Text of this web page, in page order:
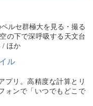
ルセ群極大を見る・撮る
の下で深呼吸する天文台
/ ほか
ル
プリ。高精度な計算とリ
ォンで「いつでもどこで